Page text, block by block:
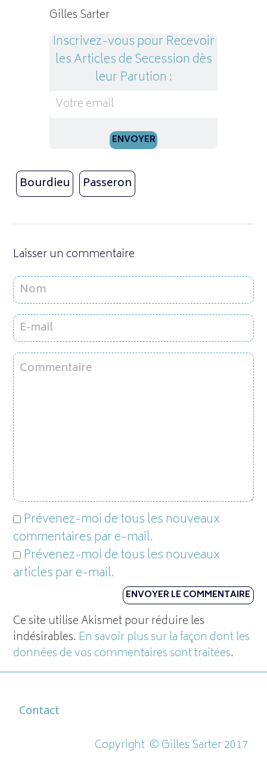
Gilles Sarter
Inscrivez-vous pour Recevoir
les Articles de Secession dès
leur Parution :
Bourdieu Passeron
Laisser un commentaire
Prévenez-moi de tous les nouveaux
commentaires par e-mail.
Prévenez-moi de tous les nouveaux
articles par e-mail.
Ce site utilise Akismet pour réduire les
indésirables. En savoir plus sur la façon dont les
données de vos commentaires sont traitées.
Contact
Copyright ©Gilles Sarter 2017